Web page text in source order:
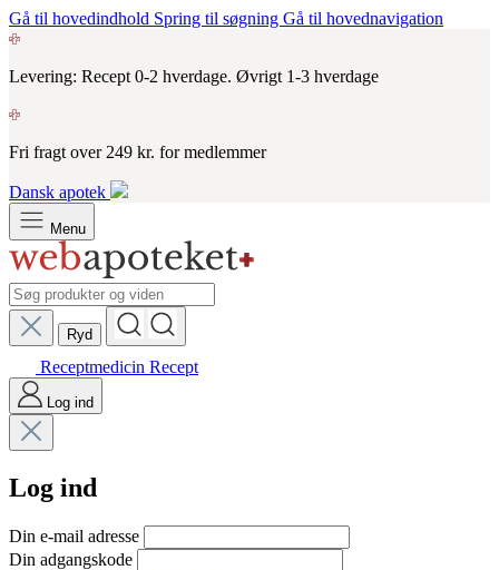
Gå til hovedindhold Spring til søgning Gå til hovednavigation
Levering: Recept 0-2 hverdage. Øvrigt 1-3 hverdage
Fri fragt over 249 kr. for medlemmer
Dansk apotek
Menu
Ryd
Receptmedicin Recept
Log ind
Log ind
Din e-mail adresse
Din adgangskode